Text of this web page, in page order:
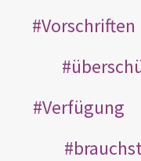
Vorschriften
Verfügung